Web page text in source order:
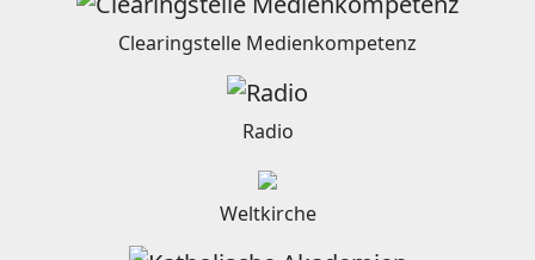
Clearingstelle Medienkompetenz
Radio
Weltkirche